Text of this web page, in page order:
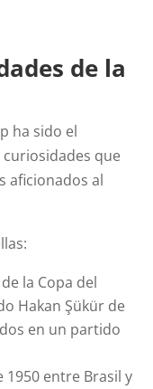
de la
ha sido el
que
aficionados al
la Copa del
Hakan Şükür de
en un partido
1950 entre Brasil y